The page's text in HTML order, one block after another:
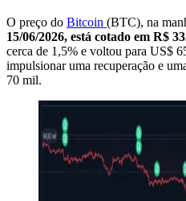
O preço do Bitcoin (BTC), na
15/06/2026, está cotado em R$
cerca de 1,5% e voltou para US$
impulsionar uma recuperação e
70 mil.